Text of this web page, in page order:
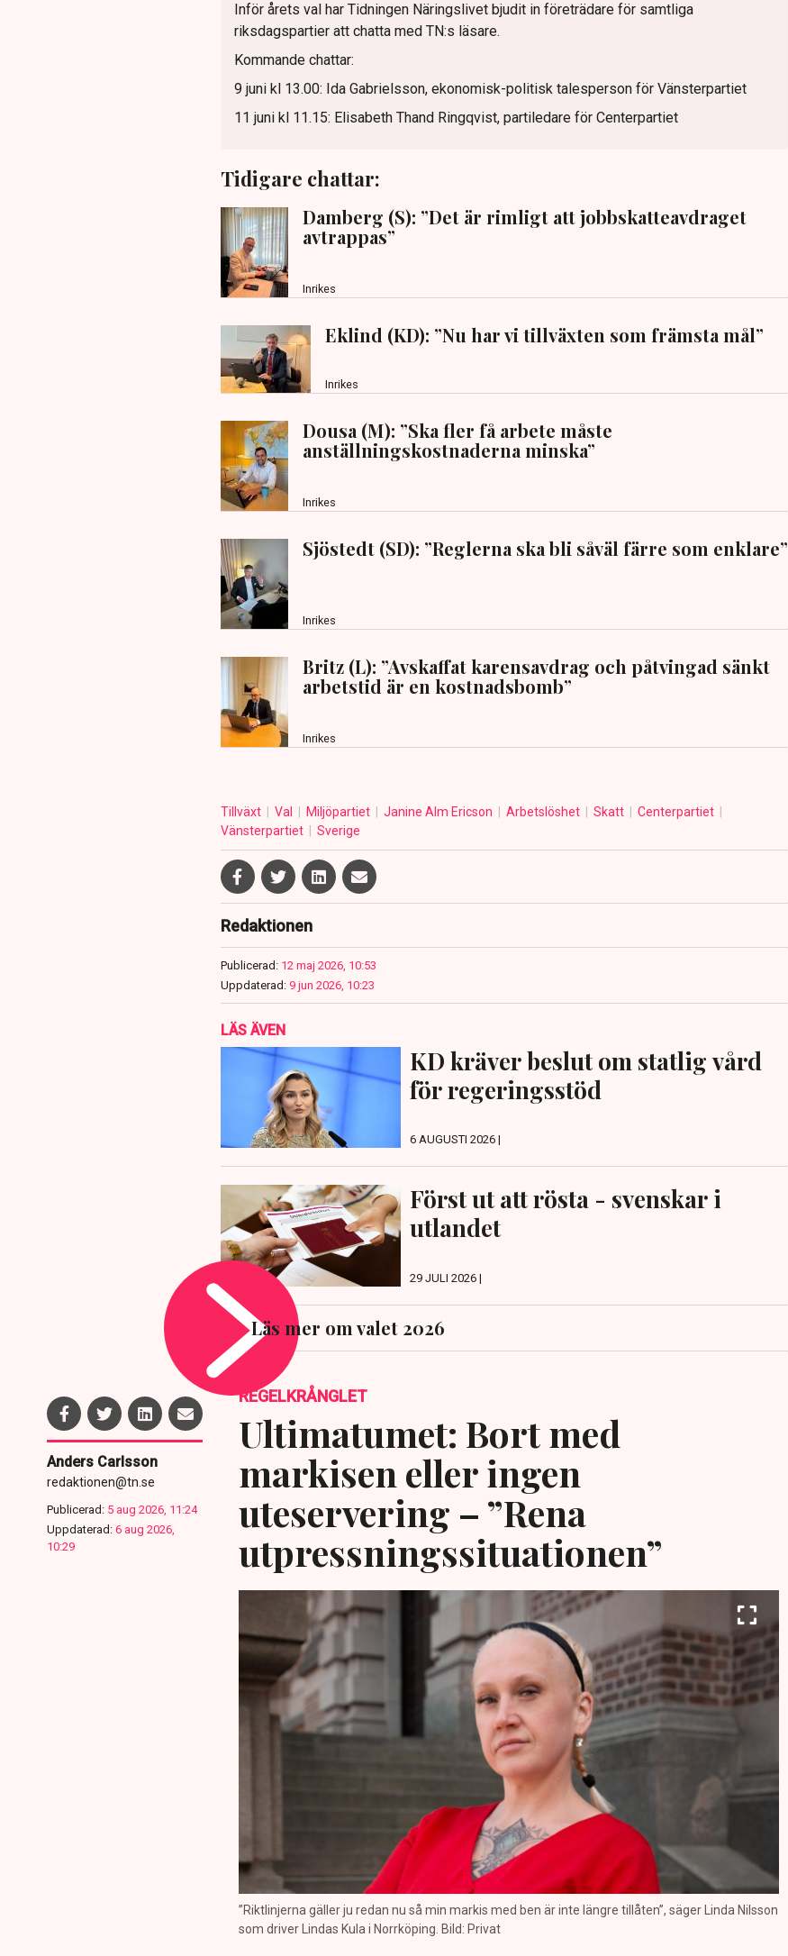
Inför årets val har Tidningen Näringslivet bjudit in företrädare för samtliga
riksdagspartier att chatta med TN:s läsare.
Kommande chattar:
9 juni kl 13.00: Ida Gabrielsson, ekonomisk-politisk talesperson för Vänsterpartiet
11 juni kl 11.15: Elisabeth Thand Ringqvist, partiledare för Centerpartiet
Tidigare chattar:
Damberg (S): ”Det är rimligt att jobbskatteavdraget
avtrappas”
Inrikes
Eklind (KD): ”Nu har vi tillväxten som främsta mål”
Inrikes
Dousa (M): ”Ska fler få arbete måste
anställningskostnaderna minska”
Inrikes
Sjöstedt (SD): ”Reglerna ska bli såväl färre som enklare”
Inrikes
Britz (L): ”Avskaffat karensavdrag och påtvingad sänkt
arbetstid är en kostnadsbomb”
Inrikes
Tillväxt Val Miljöpartiet Janine Alm Ericson Arbetslöshet Skatt
Centerpartiet
Vänsterpartiet
Sverige
Redaktionen
Publicerad: 12 maj 2026, 10:53
Uppdaterad: 9 jun 2026, 10:23
LÄS ÄVEN
KD kräver beslut om statlig vård
för regeringsstöd
6 AUGUSTI 2026 |
Först ut att rösta - svenskar i
utlandet
29 JULI 2026 |
Läs mer om valet 2026
Anders Carlsson
redaktionen@tn.se
Publicerad: 5 aug 2026, 11:24
Uppdaterad: 6 aug 2026,
10:29
REGELKRÅNGLET
Ultimatumet: Bort med
markisen eller ingen
uteservering – ”Rena
utpressningssituationen”
”Riktlinjerna gäller ju redan nu så min markis med ben är inte längre tillåten”, säger Linda Nilsson
som driver Lindas Kula i Norrköping. Bild: Privat